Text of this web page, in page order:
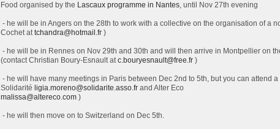
Food organised by the Lascaux programme in Nantes, until Nov 27th evening
- he will be in Angers on the 28th to work with a collective on the organisation of a
Cochet attchandra@hotmail.fr )
- he will be in Rennes on Nov 29th and 30th and will then arrive in Montpellier on
(contact Christian Boury-Esnault atc.bouryesnault@free.fr )
- he will have many meetings in Paris between Dec 2nd to 5th, but you can
Solidarité ligia.moreno@solidarite.asso.fr and Alter Eco
malissa@altereco.com )
- he will then move on to Switzerland on Dec 5th.